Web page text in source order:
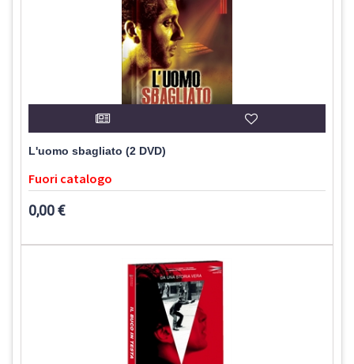
L'uomo sbagliato (2 DVD)
Fuori catalogo
0,00 €